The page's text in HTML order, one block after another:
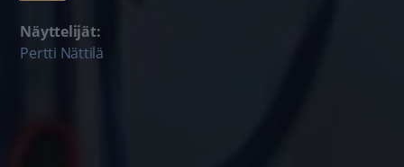
Näyttelijät:
Pertti Nättilä